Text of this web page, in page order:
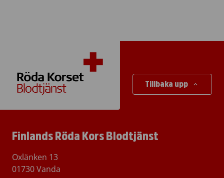
Tillbaka upp
Finlands Röda Kors Blodtjänst
Oxlänken 13
01730 Vanda